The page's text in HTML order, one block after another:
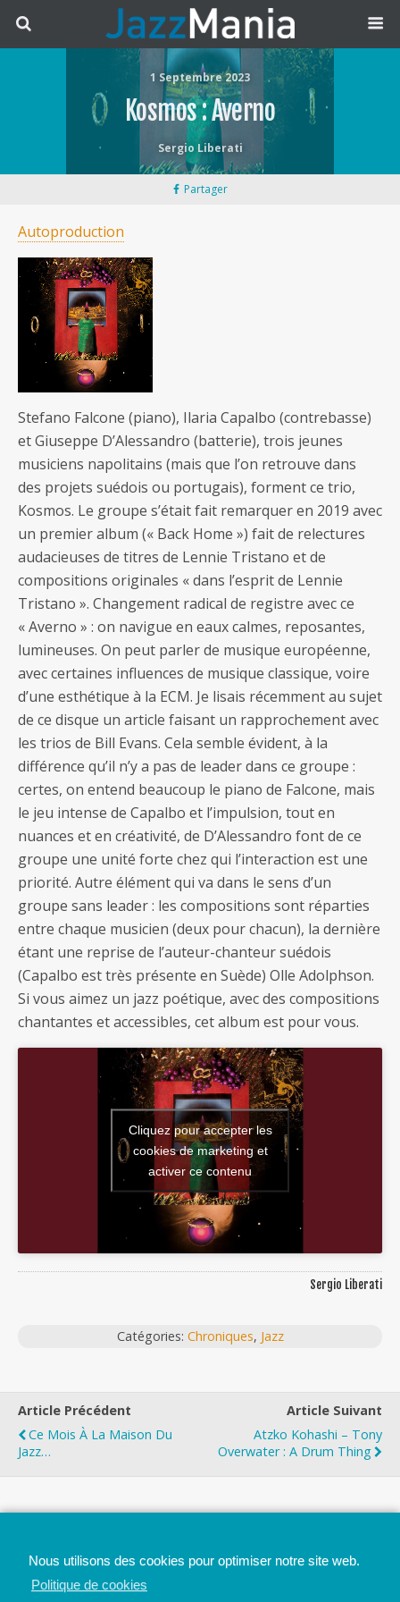
1 Septembre 2023
Kosmos : Averno
Sergio Liberati
Partager
Autoproduction
Stefano Falcone (piano), Ilaria Capalbo (contrebasse)
et Giuseppe D’Alessandro (batterie), trois jeunes
musiciens napolitains (mais que l’on retrouve dans
des projets suédois ou portugais), forment ce trio,
Kosmos. Le groupe s’était fait remarquer en 2019 avec
un premier album (« Back Home ») fait de relectures
audacieuses de titres de Lennie Tristano et de
compositions originales « dans l’esprit de Lennie
Tristano ». Changement radical de registre avec ce
« Averno » : on navigue en eaux calmes, reposantes,
lumineuses. On peut parler de musique européenne,
avec certaines influences de musique classique, voire
d’une esthétique à la ECM. Je lisais récemment au sujet
de ce disque un article faisant un rapprochement avec
les trios de Bill Evans. Cela semble évident, à la
différence qu’il n’y a pas de leader dans ce groupe :
certes, on entend beaucoup le piano de Falcone, mais
le jeu intense de Capalbo et l’impulsion, tout en
nuances et en créativité, de D’Alessandro font de ce
groupe une unité forte chez qui l’interaction est une
priorité. Autre élément qui va dans le sens d’un
groupe sans leader : les compositions sont réparties
entre chaque musicien (deux pour chacun), la dernière
étant une reprise de l’auteur-chanteur suédois
(Capalbo est très présente en Suède) Olle Adolphson.
Si vous aimez un jazz poétique, avec des compositions
chantantes et accessibles, cet album est pour vous.
Cliquez pour accepter les
cookies de marketing et
activer ce contenu
Sergio Liberati
Catégories: Chroniques, Jazz
Article Précédent
Ce Mois À La Maison Du
Jazz…
Article Suivant
Atzko Kohashi – Tony
Overwater : A Drum Thing
Nous utilisons des cookies pour optimiser notre site web.
Politique de cookies